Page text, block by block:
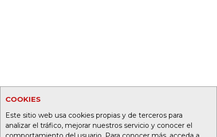
COOKIES
Este sitio web usa cookies propias y de terceros para
analizar el tráfico, mejorar nuestros servicio y conocer el